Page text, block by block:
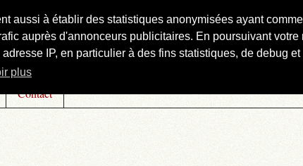
aussi à établir des statistiques anonymisées ayant
auprès d'annonceurs publicitaires. En poursuivant votre
IP, en particulier à des fins statistiques, de debug et
plus
Contact